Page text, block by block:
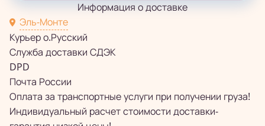
Информация о доставке
Эль-Монте
Курьер о.Русский
Служба доставки СДЭК
DPD
Почта России
Оплата за транспортные услуги при получении груза!
Индивидуальный расчет стоимости доставки-